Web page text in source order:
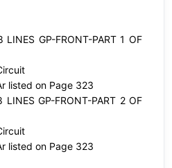
GP-FRONT-PART 1 OF
listed on Page 323
GP-FRONT-PART 2 OF
listed on Page 323